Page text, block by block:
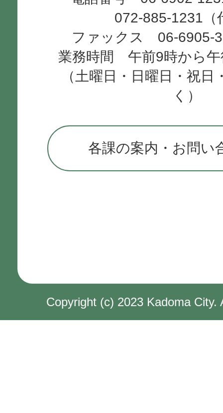
072-885-1231（
ファックス 06-6905-
業務時間 午前9時から午
（土曜日・日曜日・祝日
く）
各課の案内・お問い
Copyright (c) 2023 Kadoma City.